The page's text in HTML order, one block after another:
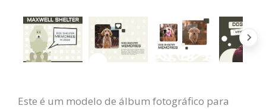
Este é um modelo de álbum fotográfico para